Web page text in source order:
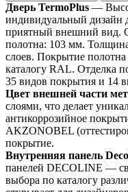
Дверь TermoPlus —
индивидуальный дизайн
приятный внешний вид.
полотна: 103 мм.
слоев. Покрытие
каталогу RAL. Отделка
35 видов покрытия и 14
Цвет внешней части
слоями, что делает
антикоррозийное
AKZONOBEL
покрытие.
Внутренняя панель
панелей DECOLINE —
выбора по каталогу